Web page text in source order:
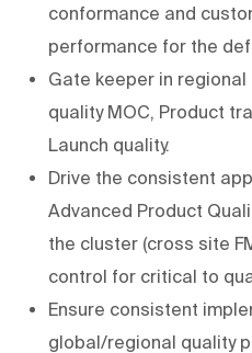
conformance and
performance for the
Gate keeper in
quality MOC, Product
Launch quality.
Drive the consistent
Advanced Product
the cluster (cross site
control for critical to
Ensure consistent
global/regional quality